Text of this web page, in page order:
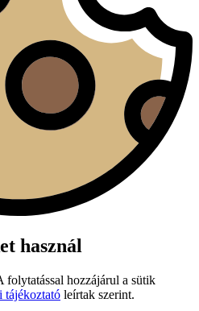
használ
folytatással hozzájárul a sütik
tájékoztató leírtak szerint.